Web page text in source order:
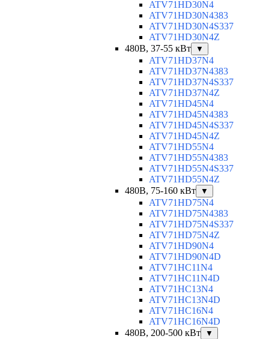
ATV71HD30N4
ATV71HD30N4383
ATV71HD30N4S337
ATV71HD30N4Z
480В, 37-55 кВт
▼
ATV71HD37N4
ATV71HD37N4383
ATV71HD37N4S337
ATV71HD37N4Z
ATV71HD45N4
ATV71HD45N4383
ATV71HD45N4S337
ATV71HD45N4Z
ATV71HD55N4
ATV71HD55N4383
ATV71HD55N4S337
ATV71HD55N4Z
480В, 75-160 кВт
▼
ATV71HD75N4
ATV71HD75N4383
ATV71HD75N4S337
ATV71HD75N4Z
ATV71HD90N4
ATV71HD90N4D
ATV71HC11N4
ATV71HC11N4D
ATV71HC13N4
ATV71HC13N4D
ATV71HC16N4
ATV71HC16N4D
480В, 200-500 кВт
▼